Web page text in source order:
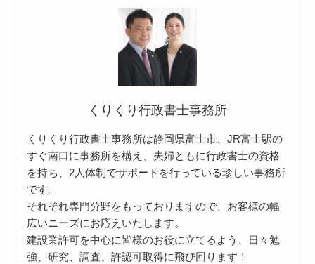
くりくり行政書士事務所
くりくり行政書士事務所は静岡県富士市、JR富士駅の
すぐ南口に事務所を構え、夫婦ともに行政書士の資格
を持ち、2人体制でサポートを行っている珍しい事務所
です。
それぞれ専門分野をもっておりますので、お客様の幅
広いニーズにお応えいたします。
建設業許可を中心に皆様のお役に立てるよう、日々勉
強、研究、調査、許認可取得に飛び回ります！